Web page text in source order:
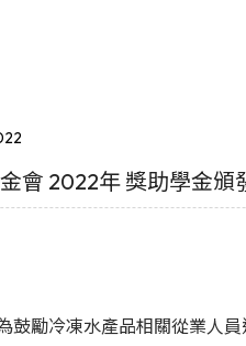
會 2022年 獎助學金頒
鼓勵冷凍水產品相關從業人